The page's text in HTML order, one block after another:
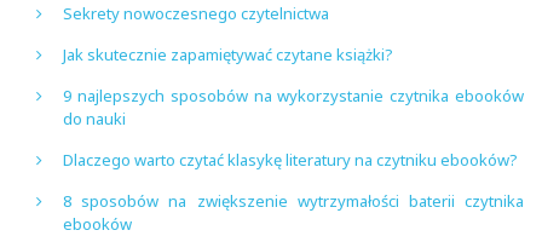
Sekrety nowoczesnego czytelnictwa
Jak skutecznie zapamiętywać czytane książki?
9 najlepszych sposobów na wykorzystanie czytnika ebooków
do nauki
Dlaczego warto czytać klasykę literatury na czytniku ebooków?
8 sposobów na zwiększenie wytrzymałości baterii czytnika
ebooków